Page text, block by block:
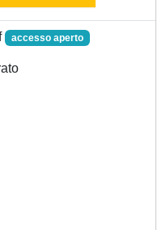
accesso aperto